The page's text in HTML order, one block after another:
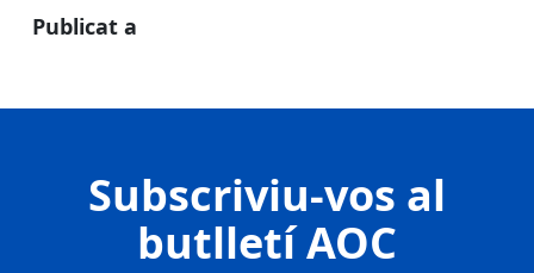
Publicat a
Subscriviu-vos al
butlletí AOC